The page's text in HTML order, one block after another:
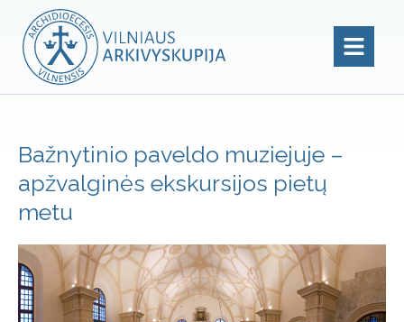
Bažnytinio paveldo muziejuje –
apžvalginės ekskursijos pietų
metu